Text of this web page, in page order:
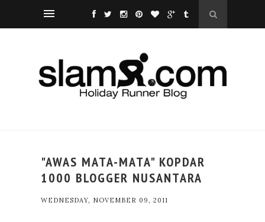
"AWAS MATA-MATA" KOPDAR
1000 BLOGGER NUSANTARA
WEDNESDAY, NOVEMBER 09, 2011